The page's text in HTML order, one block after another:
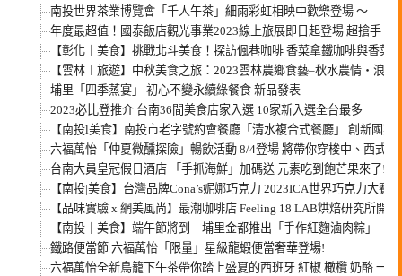
南投世界茶業博覽會「千人午茶」細雨彩虹相映中歡樂登場 ～
年度最超值！國泰飯店觀光事業2023線上旅展即日起登場 超搶手
【彰化｜美食】挑戰北斗美食！探訪偑巷咖啡 香菜拿鐵咖啡與香菜
【雲林︱旅遊】中秋美食之旅：2023雲林農鄉食藝–秋水農情‧浪漫
埔里「四季蒸宴」 初心不變永續綠餐食 新品發表
2023必比登推介 台南36間美食店家入選 10家新入選全台最多
【南投l美食】南投市老字號約會餐廳「清水複合式餐廳」 創新國宴
六福萬怡「仲夏微醺探險」暢飲活動 8/4登場 將帶你穿梭中、西式
台南大員皇冠假日酒店 「手抓海鮮」加碼送 元素吃到飽芒果來了!
【南投|美食】台灣品牌Cona’s妮娜巧克力 2023ICA世界巧克力大賽
【品味實驗 x 網美風尚】最潮咖啡店 Feeling 18 LAB烘焙研究所開
【南投｜美食】端午節將到 埔里金都推出「手作紅麴滷肉粽」
鐵路便當節 六福萬怡「限量」星級龍蝦便當奢華登場!
六福萬怡全新鳥籠下午茶帶你踏上盛夏的西班牙 紅椒 橄欖 奶酪 一